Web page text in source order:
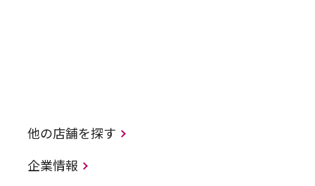
他の店舗を探す
企業情報